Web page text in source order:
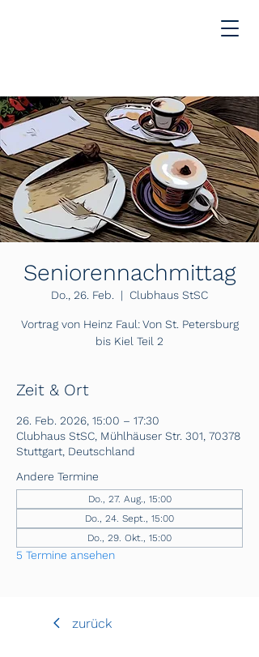
Seniorennachmittag
Do., 26. Feb.
  |
Clubhaus StSC
Vortrag von Heinz Faul: Von St. Petersburg
bis Kiel Teil 2
Zeit & Ort
26. Feb. 2026, 15:00 – 17:30
Clubhaus StSC, Mühlhäuser Str. 301, 70378
Stuttgart, Deutschland
Andere Termine
Do., 27. Aug., 15:00
Do., 24. Sept., 15:00
Do., 29. Okt., 15:00
5 Termine ansehen
zurück